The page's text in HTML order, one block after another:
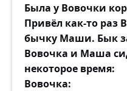
Была у Вовочки
Привёл как-то раз
бычку Маши. Бык
Вовочка и Маша
некоторое время:
Вовочка: